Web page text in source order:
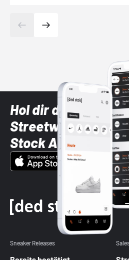
Hol dir die
Streetwear-
Stock App
Sneaker Releases